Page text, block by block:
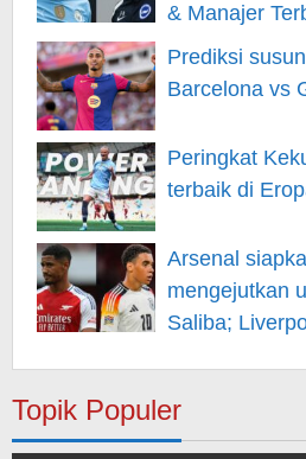
& Manajer
Prediksi
Barcelona vs
Peringkat
terbaik di
Arsenal
mengejutkan
Saliba;
Topik Populer